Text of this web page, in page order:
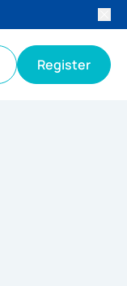
Register